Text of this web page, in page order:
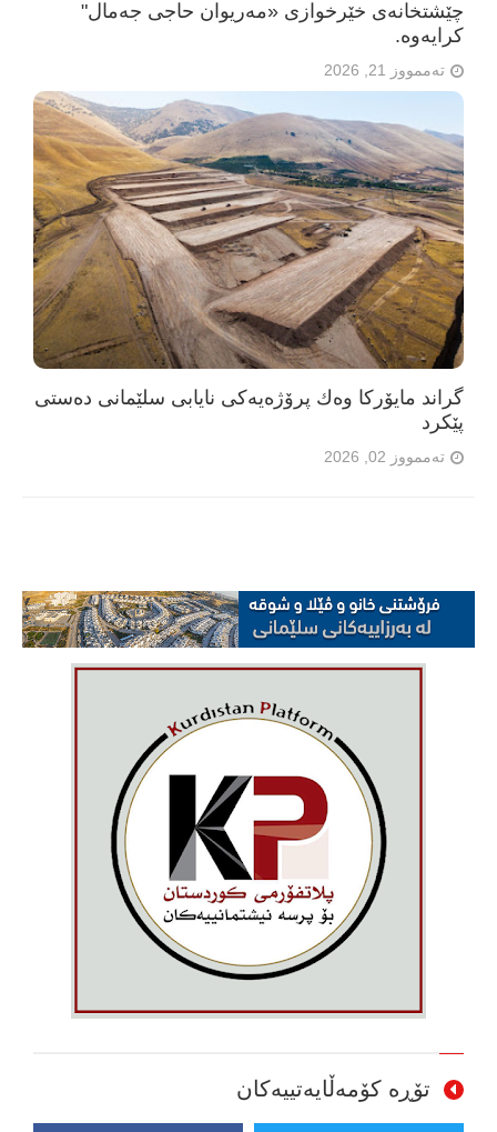
چێشتخانەی خێرخوازی «مەریوان حاجی جەمال"
كرایه‌وه‌.
تەممووز 21, 2026
گراند مایۆرکا وەك پرۆژەیەکی نایابی سلێمانی دەستی
پێکرد
تەممووز 02, 2026
تۆڕە کۆمەڵایەتییەکان